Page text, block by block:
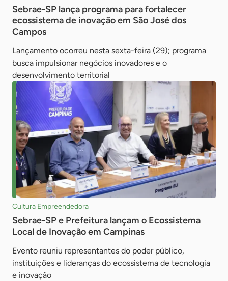
Sebrae-SP lança programa para fortalecer
ecossistema de inovação em São José dos
Campos
Lançamento ocorreu nesta sexta-feira (29); programa
busca impulsionar negócios inovadores e o
desenvolvimento territorial
Cultura Empreendedora
Sebrae-SP e Prefeitura lançam o Ecossistema
Local de Inovação em Campinas
Evento reuniu representantes do poder público,
instituições e lideranças do ecossistema de tecnologia
e inovação